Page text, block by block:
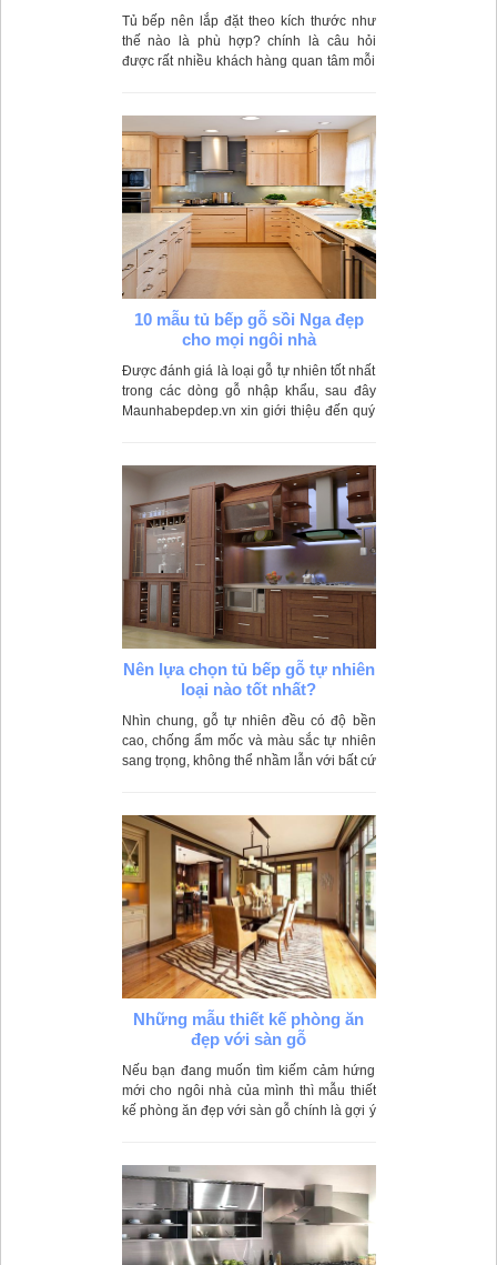
Tủ bếp nên lắp đặt theo kích thước như
thế nào là phù hợp? chính là câu hỏi
được rất nhiều khách hàng quan tâm mỗi
đưa ra những số liệu tham khảo dựa trên
kết quả đánh giá nhân trắc linh hoạt dựa
theo chiều cao của người Việt Nam.
10 mẫu tủ bếp gỗ sồi Nga đẹp
cho mọi ngôi nhà
Được đánh giá là loại gỗ tự nhiên tốt nhất
trong các dòng gỗ nhập khẩu, sau đây
Maunhabepdep.vn xin giới thiệu đến quý
Nên lựa chọn tủ bếp gỗ tự nhiên
loại nào tốt nhất?
Nhìn chung, gỗ tự nhiên đều có độ bền
cao, chống ẩm mốc và màu sắc tự nhiên
sang trọng, không thể nhầm lẫn với bất cứ
"Nên lựa chọn tủ bếp gỗ tự nhiên loại nào
tốt nhất?". Sau đây là các kinh nghiệm
được chuyên gia Best Home chia sẻ.
Những mẫu thiết kế phòng ăn
đẹp với sàn gỗ
Nếu bạn đang muốn tìm kiếm cảm hứng
mới cho ngôi nhà của mình thì mẫu thiết
kế phòng ăn đẹp với sàn gỗ chính là gợi ý
đẹp riêng biệt cho ngôi nhà của bạn.